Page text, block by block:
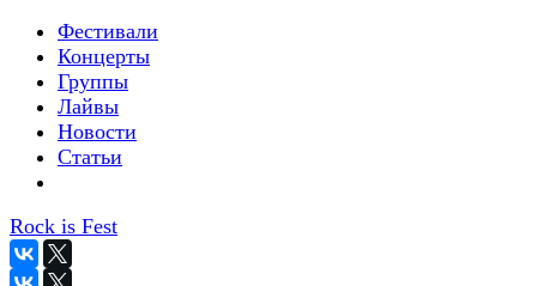
Фестивали
Концерты
Группы
Лайвы
Новости
Статьи
Rock is Fest